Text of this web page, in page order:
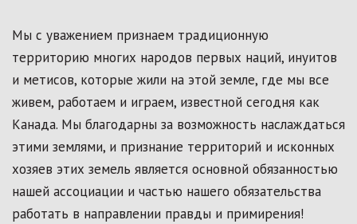
Мы с уважением признаем традиционную
территорию многих народов первых наций, инуитов
и метисов, которые жили на этой земле, где мы все
живем, работаем и играем, известной сегодня как
Канада. Мы благодарны за возможность наслаждаться
этими землями, и признание территорий и исконных
хозяев этих земель является основной обязанностью
нашей ассоциации и частью нашего обязательства
работать в направлении правды и примирения!